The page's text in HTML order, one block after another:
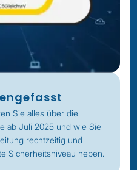
Sie alles über die
ab Juli 2025 und wie Sie
rechtzeitig und
Sicherheitsniveau heben.